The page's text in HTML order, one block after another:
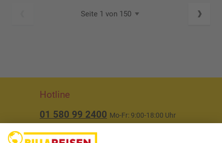
Seite 1 von 150
Hotline
01 580 99 2400 Mo-Fr: 9:00-18:00 Uhr